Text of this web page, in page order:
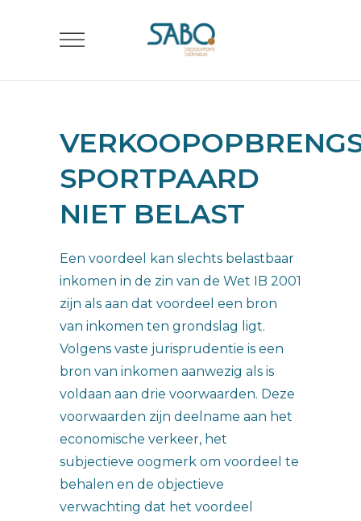
SPORTPAARD
NIET BELAST
Een voordeel kan slechts belastbaar
inkomen in de zin van de Wet IB 2001
zijn als aan dat voordeel een bron
van inkomen ten grondslag ligt.
Volgens vaste jurisprudentie is een
bron van inkomen aanwezig als is
voldaan aan drie voorwaarden. Deze
voorwaarden zijn deelname aan het
economische verkeer, het
subjectieve oogmerk om voordeel te
behalen en de objectieve
verwachting dat het voordeel